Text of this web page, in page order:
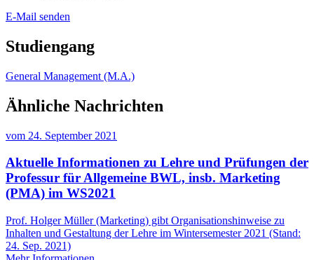
E-Mail senden
Studiengang
General Management (M.A.)
Ähnliche Nachrichten
vom 24. September 2021
Aktuelle Informationen zu Lehre und Prüfungen der
Professur für Allgemeine BWL, insb. Marketing
(PMA) im WS2021
Prof. Holger Müller (Marketing) gibt Organisationshinweise zu
Inhalten und Gestaltung der Lehre im Wintersemester 2021 (Stand:
24. Sep. 2021)